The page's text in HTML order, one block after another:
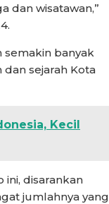
dan wisatawan,”
semakin banyak
sejarah Kota
Kecil
ini, disarankan
jumlahnya yang